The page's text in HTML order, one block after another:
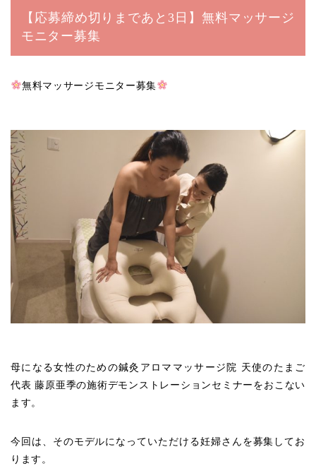
【応募締め切りまであと3日】無料マッサージ
モニター募集
無料マッサージモニター募集
母になる女性のための鍼灸アロママッサージ院 天使のたまご
代表 藤原亜季の施術デモンストレーションセミナーをおこない
ます。
今回は、そのモデルになっていただける妊婦さんを募集してお
ります。